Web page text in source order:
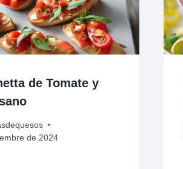
de Tomate y
de 2024